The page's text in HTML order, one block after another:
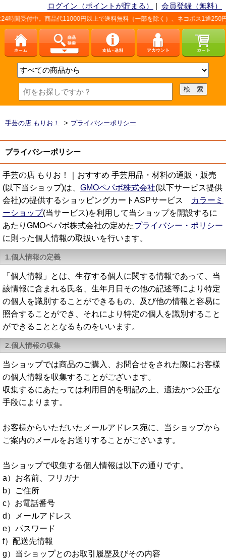
ログイン（ポイントが貯まる） | 会員登録（無料）
付中。商品代11000円以上で送料無料（一部を除く）、ネコポス1通250円（
手芸の店 もりお！ > プライバシーポリシー
プライバシーポリシー
手芸の店 もりお！｜おすすめ 手芸用品・材料の通販・販売
(以下当ショップ)は、 GMOペパボ株式会社(以下サービス提供
会社)の提供するショッピングカートASPサービス
カラーミ
ーショップ(当サービス)を利用して当ショップを開設するに
あたりGMOペパボ株式会社の定めたプライバシー・ポリシー
に則った個人情報の取扱いを行います。
1.個人情報の定義
「個人情報」とは、生存する個人に関する情報であって、当
該情報に含まれる氏名、生年月日その他の記述等により特定
の個人を識別することができるもの、及び他の情報と容易に
照合することができ、それにより特定の個人を識別すること
ができることとなるものをいいます。
2.個人情報の収集
当ショップでは商品のご購入、お問合せをされた際にお客様
の個人情報を収集することがございます。
収集するにあたっては利用目的を明記の上、適法かつ公正な
手段によります。
お客様からいただいたメールアドレス宛に、当ショップから
ご案内のメールをお送りすることがございます。
当ショップで収集する個人情報は以下の通りです。
a）お名前、フリガナ
b）ご住所
c）お電話番号
d）メールアドレス
e）パスワード
f）配送先情報
g）当ショップとのお取引履歴及びその内容